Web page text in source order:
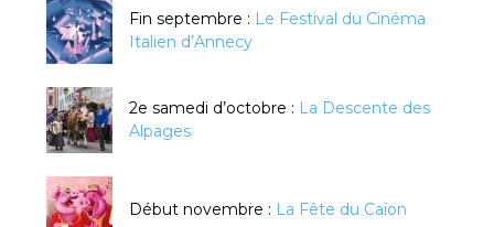
Fin septembre : Le Festival du Cinéma
Italien d’Annecy
2e samedi d’octobre : La Descente des
Alpages
Début novembre : La Fête du Caïon